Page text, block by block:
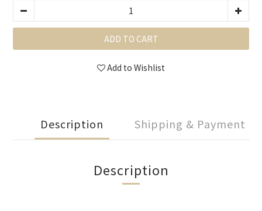
ADD TO CART
Add to Wishlist
Description Shipping & Payment
Description